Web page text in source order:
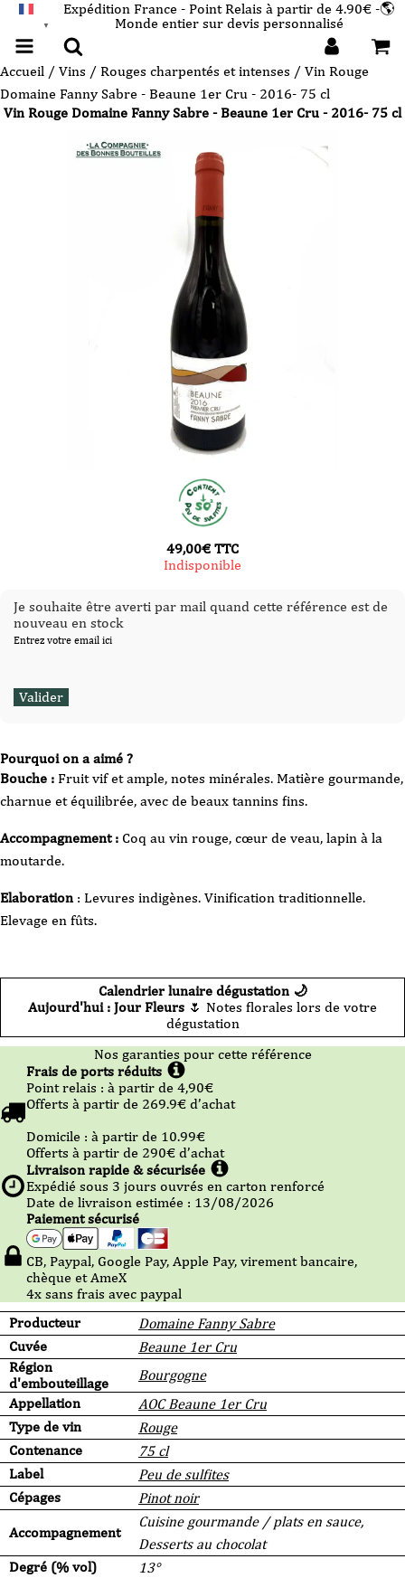
▼
Expédition France - Point Relais à partir de 4.90€ -🌎
Monde entier sur devis personnalisé
Accueil / Vins / Rouges charpentés et intenses / Vin Rouge
Domaine Fanny Sabre - Beaune 1er Cru - 2016- 75 cl
Vin Rouge Domaine Fanny Sabre - Beaune 1er Cru - 2016- 75 cl
Pourquoi on a aimé ?
Bouche : Fruit vif et ample, notes minérales. Matière gourmande,
charnue et équilibrée, avec de beaux tannins fins.
Accompagnement : Coq au vin rouge, cœur de veau, lapin à la
moutarde.
Elaboration : Levures indigènes. Vinification traditionnelle.
Elevage en fûts.
Calendrier lunaire dégustation 🌙
Aujourd'hui : Jour Fleurs 🌷 Notes florales lors de votre
dégustation
Producteur
Domaine Fanny Sabre
Cuvée
Beaune 1er Cru
Région
d'embouteillage
Bourgogne
Appellation
AOC Beaune 1er Cru
Type de vin
Rouge
Contenance
75 cl
Label
Peu de sulfites
Cépages
Pinot noir
Accompagnement
Cuisine gourmande / plats en sauce,
Desserts au chocolat
Degré (% vol)
13°
49,00€ TTC
Indisponible
Je souhaite être averti par mail quand cette référence est de
nouveau en stock
Entrez votre email ici
Nos garanties pour cette référence
Frais de ports réduits
Point relais : à partir de 4,90€
Offerts à partir de 269.9€ d’achat
Domicile : à partir de 10.99€
Offerts à partir de 290€ d’achat
Livraison rapide & sécurisée
Expédié sous 3 jours ouvrés en carton renforcé
Date de livraison estimée : 13/08/2026
Paiement sécurisé
CB, Paypal, Google Pay, Apple Pay, virement bancaire,
chèque et AmeX
4x sans frais avec paypal